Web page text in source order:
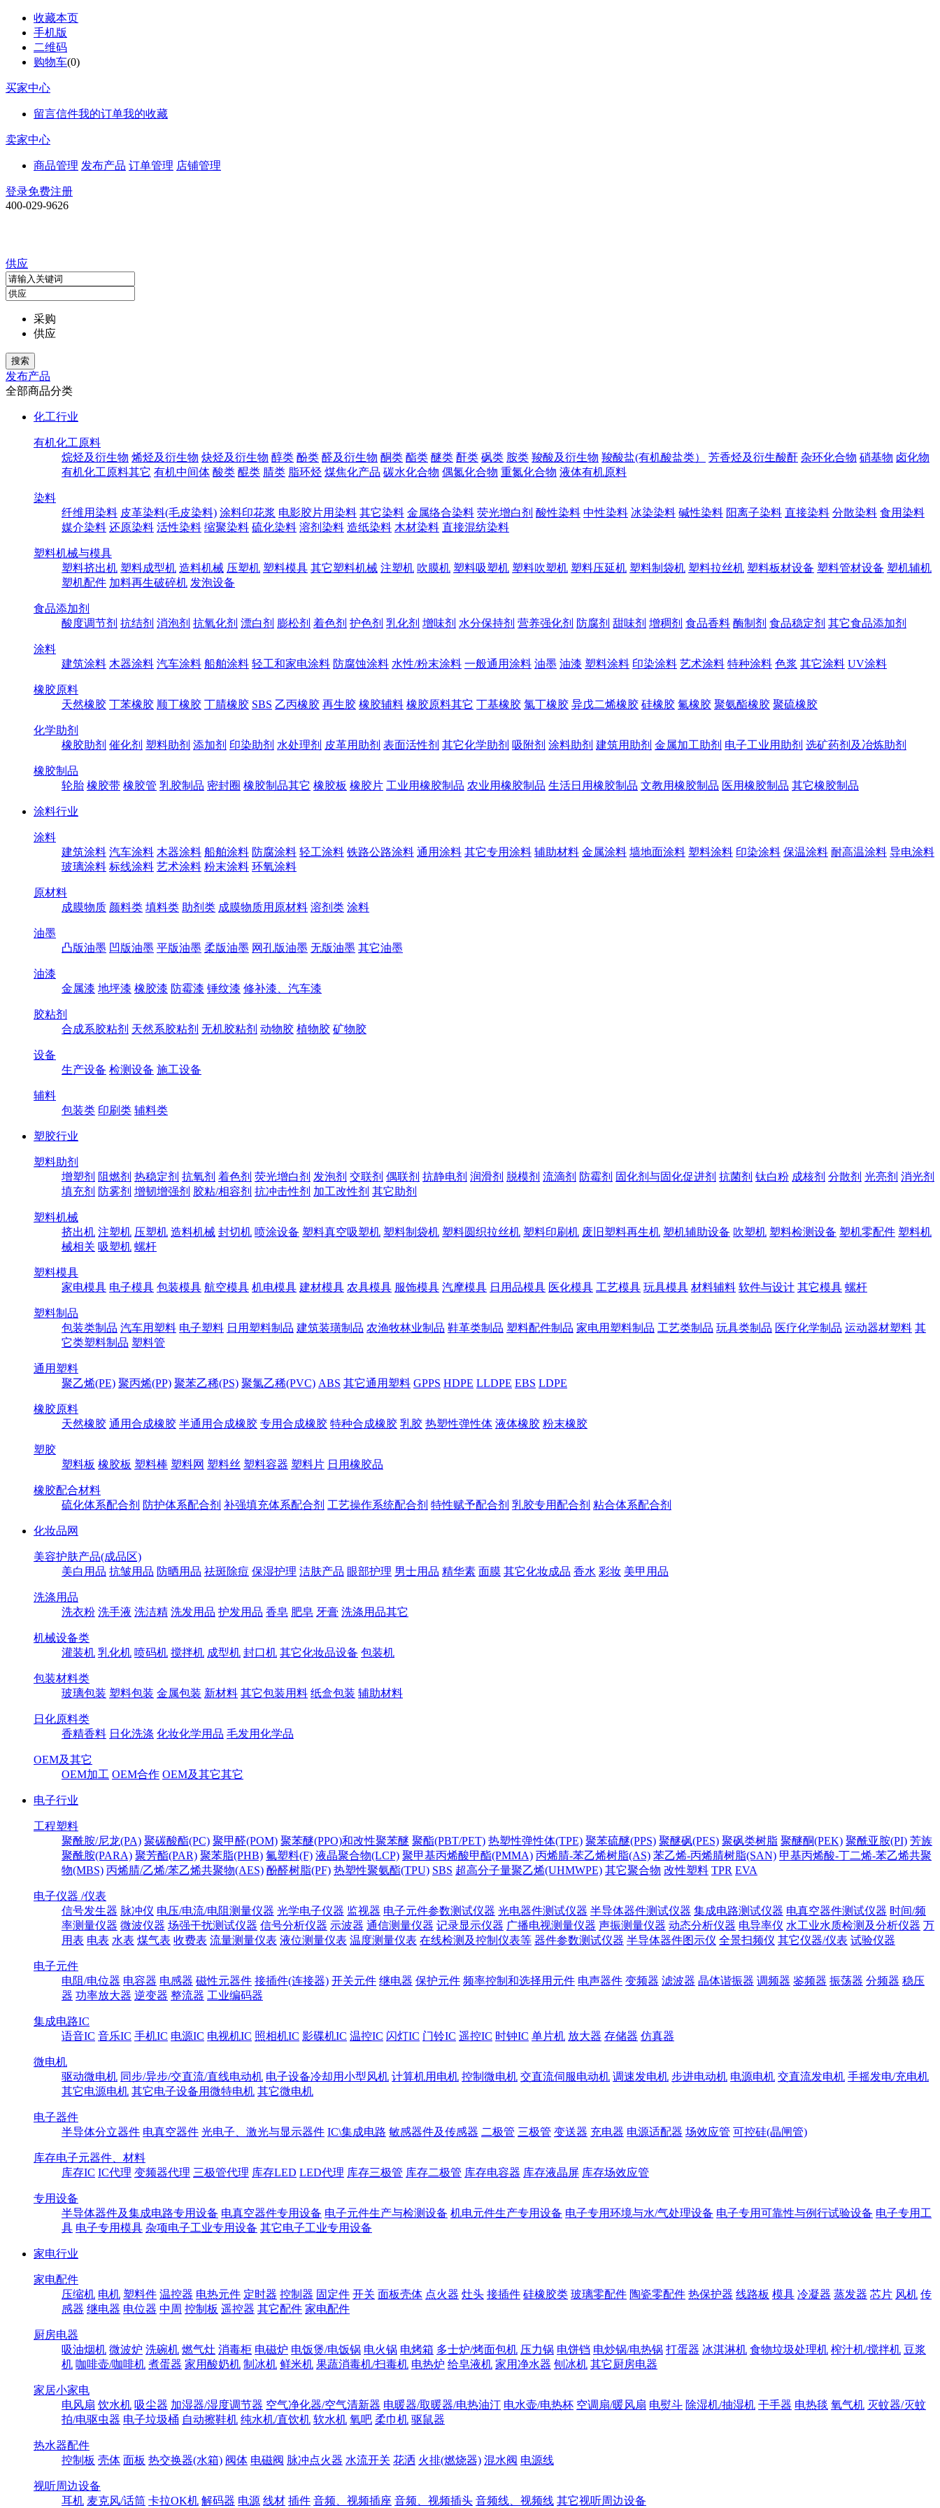
收藏本页
手机版
二维码
购物车(0)
买家中心
留言信件我的订单我的收藏
卖家中心
商品管理 发布产品 订单管理 店铺管理
登录免费注册
400-029-9626
供应
采购
供应
发布产品
全部商品分类
化工行业
有机化工原料
烷烃及衍生物 烯烃及衍生物 炔烃及衍生物 醇类 酚类 醛及衍生物 酮类 酯类 醚类 酐类 砜类 胺类 羧酸及衍生物 羧酸盐(有机酸盐类） 芳香烃及衍生酸酐 杂环化合物 硝基物 卤化物
有机化工原料其它 有机中间体 酸类 醌类 腈类 脂环烃 煤焦化产品 碳水化合物 偶氮化合物 重氮化合物 液体有机原料
染料
纤维用染料 皮革染料(毛皮染料) 涂料印花浆 电影胶片用染料 其它染料 金属络合染料 荧光增白剂 酸性染料 中性染料 冰染染料 碱性染料 阳离子染料 直接染料 分散染料 食用染料
媒介染料 还原染料 活性染料 缩聚染料 硫化染料 溶剂染料 造纸染料 木材染料 直接混纺染料
塑料机械与模具
塑料挤出机 塑料成型机 造料机械 压塑机 塑料模具 其它塑料机械 注塑机 吹膜机 塑料吸塑机 塑料吹塑机 塑料压延机 塑料制袋机 塑料拉丝机 塑料板材设备 塑料管材设备 塑机辅机
塑机配件 加料再生破碎机 发泡设备
食品添加剂
酸度调节剂 抗结剂 消泡剂 抗氧化剂 漂白剂 膨松剂 着色剂 护色剂 乳化剂 增味剂 水分保持剂 营养强化剂 防腐剂 甜味剂 增稠剂 食品香料 酶制剂 食品稳定剂 其它食品添加剂
涂料
建筑涂料 木器涂料 汽车涂料 船舶涂料 轻工和家电涂料 防腐蚀涂料 水性/粉末涂料 一般通用涂料 油墨 油漆 塑料涂料 印染涂料 艺术涂料 特种涂料 色浆 其它涂料 UV涂料
橡胶原料
天然橡胶 丁苯橡胶 顺丁橡胶 丁腈橡胶 SBS 乙丙橡胶 再生胶 橡胶辅料 橡胶原料其它 丁基橡胶 氯丁橡胶 异戊二烯橡胶 硅橡胶 氟橡胶 聚氨酯橡胶 聚硫橡胶
化学助剂
橡胶助剂 催化剂 塑料助剂 添加剂 印染助剂 水处理剂 皮革用助剂 表面活性剂 其它化学助剂 吸附剂 涂料助剂 建筑用助剂 金属加工助剂 电子工业用助剂 选矿药剂及冶炼助剂
橡胶制品
轮胎 橡胶带 橡胶管 乳胶制品 密封圈 橡胶制品其它 橡胶板 橡胶片 工业用橡胶制品 农业用橡胶制品 生活日用橡胶制品 文教用橡胶制品 医用橡胶制品 其它橡胶制品
涂料行业
涂料
建筑涂料 汽车涂料 木器涂料 船舶涂料 防腐涂料 轻工涂料 铁路公路涂料 通用涂料 其它专用涂料 辅助材料 金属涂料 墙地面涂料 塑料涂料 印染涂料 保温涂料 耐高温涂料 导电涂料
玻璃涂料 标线涂料 艺术涂料 粉末涂料 环氧涂料
原材料
成膜物质 颜料类 填料类 助剂类 成膜物质用原材料 溶剂类 涂料
油墨
凸版油墨 凹版油墨 平版油墨 柔版油墨 网孔版油墨 无版油墨 其它油墨
油漆
金属漆 地坪漆 橡胶漆 防霉漆 锤纹漆 修补漆、汽车漆
胶粘剂
合成系胶粘剂 天然系胶粘剂 无机胶粘剂 动物胶 植物胶 矿物胶
设备
生产设备 检测设备 施工设备
辅料
包装类 印刷类 辅料类
塑胶行业
塑料助剂
增塑剂 阻燃剂 热稳定剂 抗氧剂 着色剂 荧光增白剂 发泡剂 交联剂 偶联剂 抗静电剂 润滑剂 脱模剂 流滴剂 防霉剂 固化剂与固化促进剂 抗菌剂 钛白粉 成核剂 分散剂 光亮剂 消光剂
填充剂 防雾剂 增韧增强剂 胶粘/相容剂 抗冲击性剂 加工改性剂 其它助剂
塑料机械
挤出机 注塑机 压塑机 造料机械 封切机 喷涂设备 塑料真空吸塑机 塑料制袋机 塑料圆织拉丝机 塑料印刷机 废旧塑料再生机 塑机辅助设备 吹塑机 塑料检测设备 塑机零配件 塑料机
械相关 吸塑机 螺杆
塑料模具
家电模具 电子模具 包装模具 航空模具 机电模具 建材模具 农具模具 服饰模具 汽摩模具 日用品模具 医化模具 工艺模具 玩具模具 材料辅料 软件与设计 其它模具 螺杆
塑料制品
包装类制品 汽车用塑料 电子塑料 日用塑料制品 建筑装璜制品 农渔牧林业制品 鞋革类制品 塑料配件制品 家电用塑料制品 工艺类制品 玩具类制品 医疗化学制品 运动器材塑料 其
它类塑料制品 塑料管
通用塑料
聚乙烯(PE) 聚丙烯(PP) 聚苯乙稀(PS) 聚氯乙稀(PVC) ABS 其它通用塑料 GPPS HDPE LLDPE EBS LDPE
橡胶原料
天然橡胶 通用合成橡胶 半通用合成橡胶 专用合成橡胶 特种合成橡胶 乳胶 热塑性弹性体 液体橡胶 粉末橡胶
塑胶
塑料板 橡胶板 塑料棒 塑料网 塑料丝 塑料容器 塑料片 日用橡胶品
橡胶配合材料
硫化体系配合剂 防护体系配合剂 补强填充体系配合剂 工艺操作系统配合剂 特性赋予配合剂 乳胶专用配合剂 粘合体系配合剂
化妆品网
美容护肤产品(成品区)
美白用品 抗皱用品 防晒用品 祛斑除痘 保湿护理 洁肤产品 眼部护理 男士用品 精华素 面膜 其它化妆成品 香水 彩妆 美甲用品
洗涤用品
洗衣粉 洗手液 洗洁精 洗发用品 护发用品 香皂 肥皂 牙膏 洗涤用品其它
机械设备类
灌装机 乳化机 喷码机 搅拌机 成型机 封口机 其它化妆品设备 包装机
包装材料类
玻璃包装 塑料包装 金属包装 新材料 其它包装用料 纸盒包装 辅助材料
日化原料类
香精香料 日化洗涤 化妆化学用品 毛发用化学品
OEM及其它
OEM加工 OEM合作 OEM及其它其它
电子行业
工程塑料
聚酰胺/尼龙(PA) 聚碳酸酯(PC) 聚甲醛(POM) 聚苯醚(PPO)和改性聚苯醚 聚酯(PBT/PET) 热塑性弹性体(TPE) 聚苯硫醚(PPS) 聚醚砜(PES) 聚砜类树脂 聚醚酮(PEK) 聚酰亚胺(PI) 芳族
聚酰胺(PARA) 聚芳酯(PAR) 聚苯脂(PHB) 氟塑料(F) 液晶聚合物(LCP) 聚甲基丙烯酸甲酯(PMMA) 丙烯腈-苯乙烯树脂(AS) 苯乙烯-丙烯腈树脂(SAN) 甲基丙烯酸-丁二烯-苯乙烯共聚
物(MBS) 丙烯腈/乙烯/苯乙烯共聚物(AES) 酚醛树脂(PF) 热塑性聚氨酯(TPU) SBS 超高分子量聚乙烯(UHMWPE) 其它聚合物 改性塑料 TPR EVA
电子仪器 /仪表
信号发生器 脉冲仪 电压/电流/电阻测量仪器 光学电子仪器 监视器 电子元件参数测试仪器 光电器件测试仪器 半导体器件测试仪器 集成电路测试仪器 电真空器件测试仪器 时间/频
率测量仪器 微波仪器 场强干扰测试仪器 信号分析仪器 示波器 通信测量仪器 记录显示仪器 广播电视测量仪器 声振测量仪器 动态分析仪器 电导率仪 水工业水质检测及分析仪器 万
用表 电表 水表 煤气表 收费表 流量测量仪表 液位测量仪表 温度测量仪表 在线检测及控制仪表等 器件参数测试仪器 半导体器件图示仪 全景扫频仪 其它仪器/仪表 试验仪器
电子元件
电阻/电位器 电容器 电感器 磁性元器件 接插件(连接器) 开关元件 继电器 保护元件 频率控制和选择用元件 电声器件 变频器 滤波器 晶体谐振器 调频器 鉴频器 振荡器 分频器 稳压
器 功率放大器 逆变器 整流器 工业编码器
集成电路IC
语音IC 音乐IC 手机IC 电源IC 电视机IC 照相机IC 影碟机IC 温控IC 闪灯IC 门铃IC 遥控IC 时钟IC 单片机 放大器 存储器 仿真器
微电机
驱动微电机 同步/异步/交直流/直线电动机 电子设备冷却用小型风机 计算机用电机 控制微电机 交直流伺服电动机 调速发电机 步进电动机 电源电机 交直流发电机 手摇发电/充电机
其它电源电机 其它电子设备用微特电机 其它微电机
电子器件
半导体分立器件 电真空器件 光电子、激光与显示器件 IC\集成电路 敏感器件及传感器 二极管 三极管 变送器 充电器 电源适配器 场效应管 可控硅(晶闸管)
库存电子元器件、材料
库存IC IC代理 变频器代理 三极管代理 库存LED LED代理 库存三极管 库存二极管 库存电容器 库存液晶屏 库存场效应管
专用设备
半导体器件及集成电路专用设备 电真空器件专用设备 电子元件生产与检测设备 机电元件生产专用设备 电子专用环境与水/气处理设备 电子专用可靠性与例行试验设备 电子专用工
具 电子专用模具 杂项电子工业专用设备 其它电子工业专用设备
家电行业
家电配件
压缩机 电机 塑料件 温控器 电热元件 定时器 控制器 固定件 开关 面板壳体 点火器 灶头 接插件 硅橡胶类 玻璃零配件 陶瓷零配件 热保护器 线路板 模具 冷凝器 蒸发器 芯片 风机 传
感器 继电器 电位器 中周 控制板 遥控器 其它配件 家电配件
厨房电器
吸油烟机 微波炉 洗碗机 燃气灶 消毒柜 电磁炉 电饭煲/电饭锅 电火锅 电烤箱 多士炉/烤面包机 压力锅 电饼铛 电炒锅/电热锅 打蛋器 冰淇淋机 食物垃圾处理机 榨汁机/搅拌机 豆浆
机 咖啡壶/咖啡机 煮蛋器 家用酸奶机 制冰机 鲜米机 果蔬消毒机/扫毒机 电热炉 给皂液机 家用净水器 刨冰机 其它厨房电器
家居小家电
电风扇 饮水机 吸尘器 加湿器/湿度调节器 空气净化器/空气清新器 电暖器/取暖器/电热油汀 电水壶/电热杯 空调扇/暖风扇 电熨斗 除湿机/抽湿机 干手器 电热毯 氧气机 灭蚊器/灭蚊
拍/电驱虫器 电子垃圾桶 自动擦鞋机 纯水机/直饮机 软水机 氧吧 柔巾机 驱鼠器
热水器配件
控制板 壳体 面板 热交换器(水箱) 阀体 电磁阀 脉冲点火器 水流开关 花洒 火排(燃烧器) 混水阀 电源线
视听周边设备
耳机 麦克风/话筒 卡拉OK机 解码器 电源 线材 插件 音频、视频插座 音频、视频插头 音频线、视频线 其它视听周边设备